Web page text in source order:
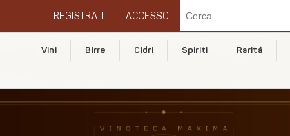
REGISTRATI ACCESSO
Vini Birre Cidri Spiriti Rarità